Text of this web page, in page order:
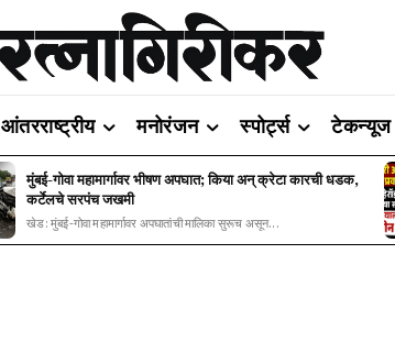
आंतरराष्ट्रीय मनोरंजन स्पोर्ट्स टेकन्यूज
मुंबई-गोवा महामार्गावर भीषण अपघात; किया अन् क्रेटा कारची धडक,
कर्टेलचे सरपंच जखमी
खेड: मुंबई-गोवा महामार्गावर अपघातांची मालिका सुरूच असून...